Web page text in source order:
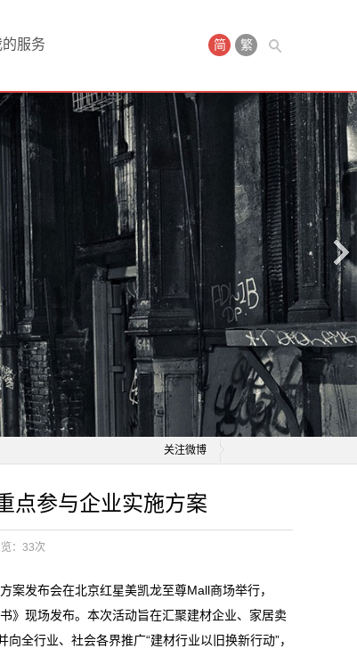
简 繁
服务
关注微博
点参与企业实施方案
： 33次
发布会在北京红星美凯龙至尊Mall商场举行，
》现场发布。本次活动旨在汇聚建材企业、家居卖
全行业、社会各界推广“建材行业以旧换新行动”，